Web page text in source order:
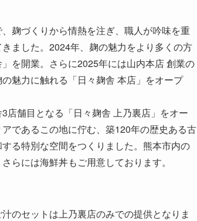
麹づくりから情熱を注ぎ、職人が吟味を重
ました。2024年、麹の魅力をより多くの方
を開業。さらに2025年には山内本店 創業の
魅力に触れる「日々麹舎 本店」をオープ
店舗目となる「日々麹舎 上乃裏店」をオー
であるこの地に佇む、築120年の歴史ある古
る特別な空間をつくりました。熊本市内の
らには海鮮丼もご用意しております。
のセットは上乃裏店のみでの提供となりま